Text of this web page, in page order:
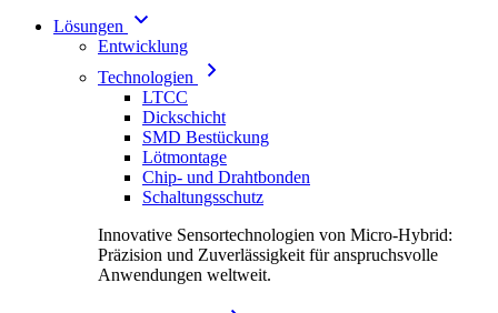
Lösungen
Entwicklung
Technologien
LTCC
Dickschicht
SMD Bestückung
Lötmontage
Chip- und Drahtbonden
Schaltungsschutz
Innovative Sensortechnologien von Micro-Hybrid:
Präzision und Zuverlässigkeit für anspruchsvolle
Anwendungen weltweit.